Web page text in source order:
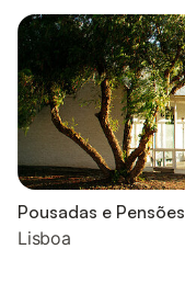
Pousadas e Pensões
Lisboa